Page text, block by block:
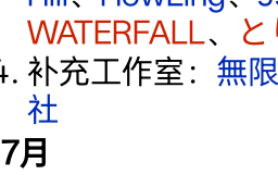
WATERFALL、
补充工作室： 無
社
7月